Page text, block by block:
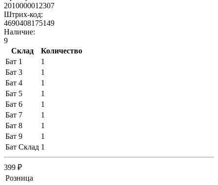
2010000012307
Штрих-код:
4690408175149
Наличие:
9
Склад
Количество
Бат 1
1
Бат 3
1
Бат 4
1
Бат 5
1
Бат 6
1
Бат 7
1
Бат 8
1
Бат 9
1
Бат Склад 1
399 ₽
Розница